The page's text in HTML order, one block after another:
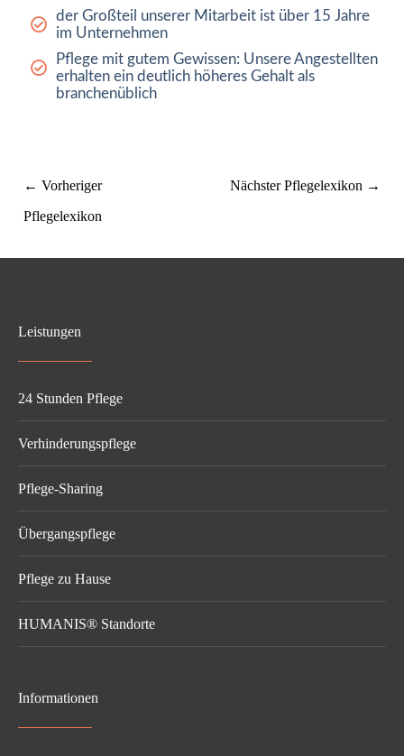
der Großteil unserer Mitarbeit ist über 15 Jahre
im Unternehmen
Pflege mit gutem Gewissen: Unsere Angestellten
erhalten ein deutlich höheres Gehalt als
branchenüblich
← Vorheriger
Pflegelexikon
Nächster Pflegelexikon →
Leistungen
24 Stunden Pflege
Verhinderungspflege
Pflege-Sharing
Übergangspflege
Pflege zu Hause
HUMANIS® Standorte
Informationen